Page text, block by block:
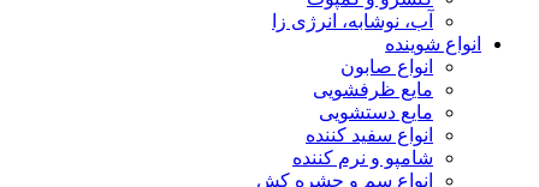
آب، نوشابه، انرژی زا
انواع شوینده
انواع صابون
مایع ظرفشویی
مایع دستشویی
انواع سفید کننده
شامپو و نرم کننده
انواع سم و حشره کش